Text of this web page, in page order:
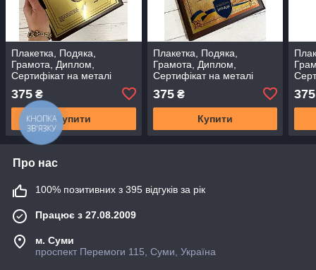
Плакетка, Подяка,
Грамота, Диплом,
Сертифікат на металі
375 ₴
Купити
Плакетка, Подяка,
Грамота, Диплом,
Сертифікат на металі
375₴
Купити
375
Про нас
100% позитивних з 395 відгуків за рік
Працює з 27.08.2009
м. Суми
проспект Перемоги 115, Суми, Україна